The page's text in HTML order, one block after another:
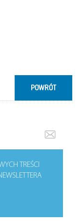
POWRÓT
TREŚCI